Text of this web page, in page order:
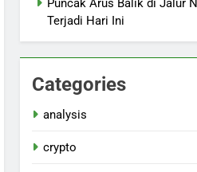
Puncak Arus Balik di Jalur
Terjadi Hari Ini
Categories
analysis
crypto